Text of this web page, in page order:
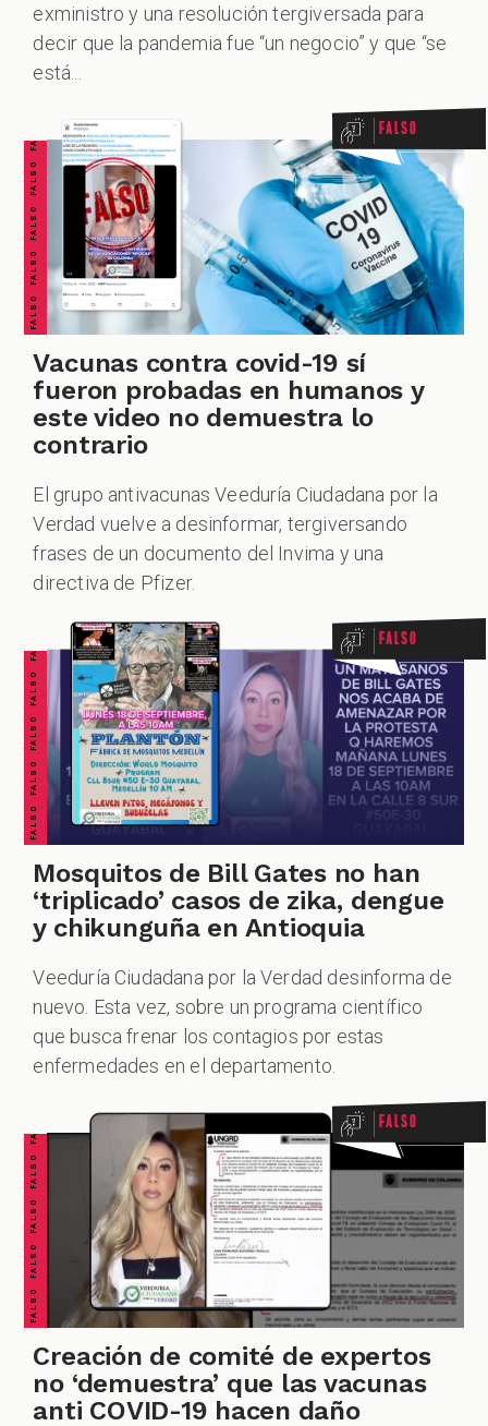
exministro y una resolución tergiversada para
decir que la pandemia fue “un negocio” y que “se
está...
FALSO FALSO FALSO FALSO FALSO FALSO FALSO Falso
Vacunas contra covid-19 sí
fueron probadas en humanos y
este video no demuestra lo
contrario
El grupo antivacunas Veeduría Ciudadana por la
Verdad vuelve a desinformar, tergiversando
frases de un documento del Invima y una
directiva de Pfizer.
FALSO FALSO FALSO FALSO FALSO FALSO FALSO Falso
Mosquitos de Bill Gates no han
‘triplicado’ casos de zika, dengue
y chikunguña en Antioquia
Veeduría Ciudadana por la Verdad desinforma de
nuevo. Esta vez, sobre un programa científico
que busca frenar los contagios por estas
enfermedades en el departamento.
FALSO FALSO FALSO FALSO FALSO FALSO FALSO Falso
Creación de comité de expertos
no ‘demuestra’ que las vacunas
anti COVID-19 hacen daño